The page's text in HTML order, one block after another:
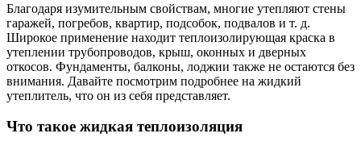
Благодаря изумительным свойствам, многие утепляют стены
гаражей, погребов, квартир, подсобок, подвалов и т. д.
Широкое применение находит теплоизолирующая краска в
утеплении трубопроводов, крыш, оконных и дверных
откосов. Фундаменты, балконы, лоджии также не остаются без
внимания. Давайте посмотрим подробнее на жидкий
утеплитель, что он из себя представляет.
Что такое жидкая теплоизоляция